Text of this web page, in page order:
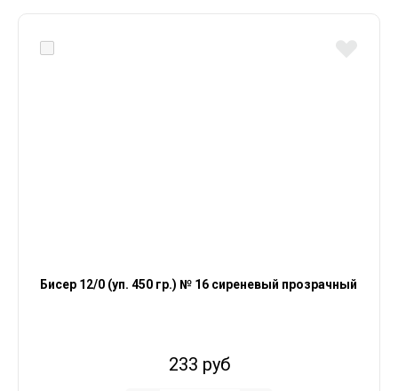
Бисер 12/0 (уп. 450 гр.) № 16 сиреневый прозрачный
233 руб